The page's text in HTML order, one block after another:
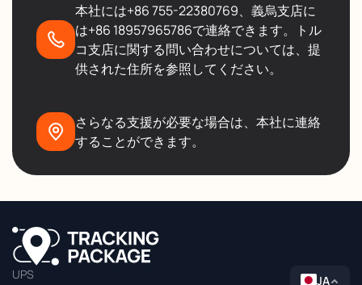
本社には+86 755-22380769、義烏支店に
は+86 18957965786で連絡できます。トル
コ支店に関する問い合わせについては、提
供された住所を参照してください。
さらなる支援が必要な場合は、本社に連絡
することができます。
UPS
JA